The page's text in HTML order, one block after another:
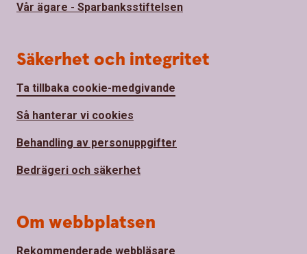
Vår ägare - Sparbanksstiftelsen
Säkerhet och integritet
Ta tillbaka cookie-medgivande
Så hanterar vi cookies
Behandling av personuppgifter
Bedrägeri och säkerhet
Om webbplatsen
Rekommenderade webbläsare